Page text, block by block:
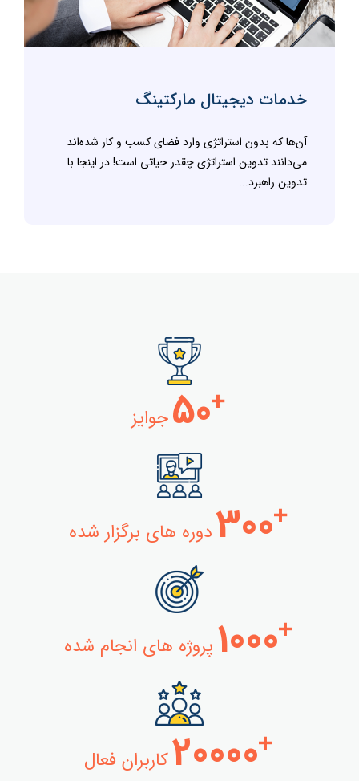
خدمات دیجیتال مارکتینگ
آن‌ها که بدون استراتژی وارد فضای کسب و کار شده‌اند
می‌دانند تدوین استراتژی چقدر حیاتی است! در اینجا با
تدوین راهبرد...
جوایز50+
دوره های برگزار شده300+
پروژه های انجام شده 1000+
کاربران فعال20000+